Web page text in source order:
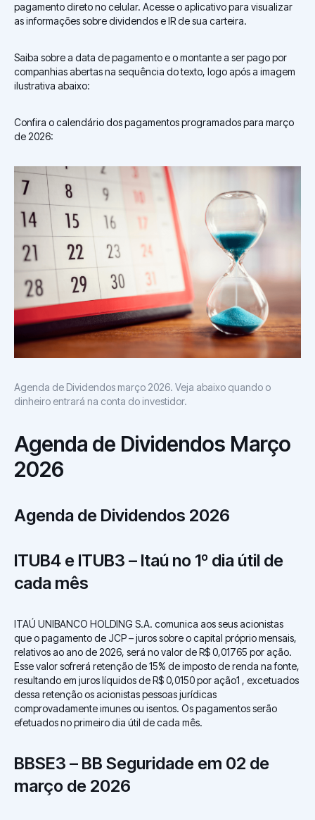
pagamento direto no celular. Acesse o aplicativo para visualizar
as informações sobre dividendos e IR de sua carteira.
Saiba sobre a data de pagamento e o montante a ser pago por
companhias abertas na sequência do texto, logo após a imagem
ilustrativa abaixo:
Confira o calendário dos pagamentos programados para março
de 2026:
Agenda de Dividendos março 2026. Veja abaixo quando o
dinheiro entrará na conta do investidor.
Agenda de Dividendos Março
2026
Agenda de Dividendos 2026
ITUB4 e ITUB3 – Itaú no 1º dia útil de
cada mês
ITAÚ UNIBANCO HOLDING S.A. comunica aos seus acionistas
que o pagamento de JCP – juros sobre o capital próprio mensais,
relativos ao ano de 2026, será no valor de R$ 0,01765 por ação.
Esse valor sofrerá retenção de 15% de imposto de renda na fonte,
resultando em juros líquidos de R$ 0,0150 por ação1 , excetuados
dessa retenção os acionistas pessoas jurídicas
comprovadamente imunes ou isentos. Os pagamentos serão
efetuados no primeiro dia útil de cada mês.
BBSE3 – BB Seguridade em 02 de
março de 2026